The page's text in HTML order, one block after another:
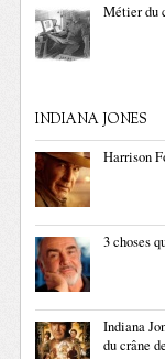
Métier du
INDIANA JONES
Harrison
3 choses
Indiana
du crâne